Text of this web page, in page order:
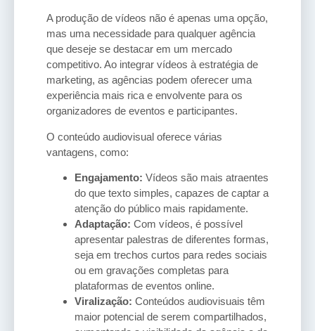
A produção de vídeos não é apenas uma opção,
mas uma necessidade para qualquer agência
que deseje se destacar em um mercado
competitivo. Ao integrar vídeos à estratégia de
marketing, as agências podem oferecer uma
experiência mais rica e envolvente para os
organizadores de eventos e participantes.
O conteúdo audiovisual oferece várias
vantagens, como:
Engajamento: Vídeos são mais atraentes
do que texto simples, capazes de captar a
atenção do público mais rapidamente.
Adaptação: Com vídeos, é possível
apresentar palestras de diferentes formas,
seja em trechos curtos para redes sociais
ou em gravações completas para
plataformas de eventos online.
Viralização: Conteúdos audiovisuais têm
maior potencial de serem compartilhados,